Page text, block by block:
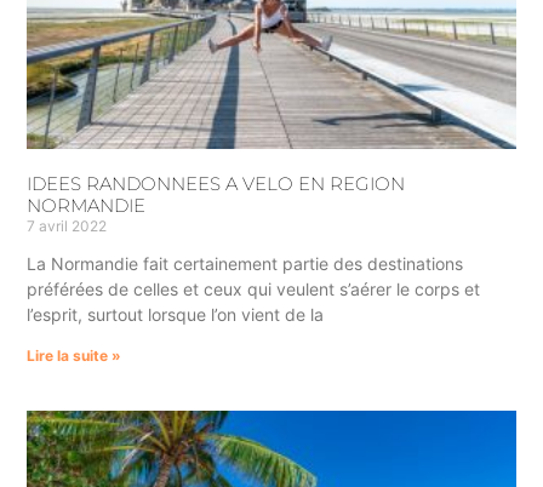
IDEES RANDONNEES A VELO EN REGION
NORMANDIE
7 avril 2022
La Normandie fait certainement partie des destinations
préférées de celles et ceux qui veulent s’aérer le corps et
l’esprit, surtout lorsque l’on vient de la
Lire la suite »